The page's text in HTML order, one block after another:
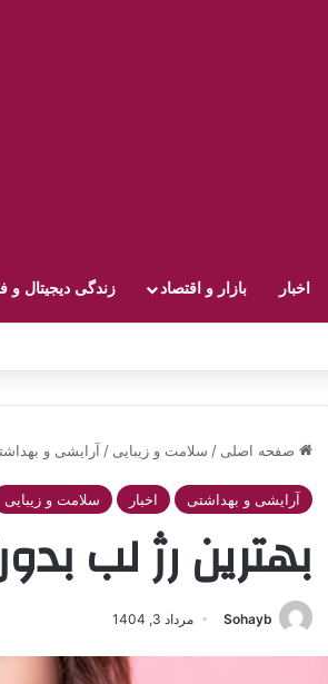
اخبار بازار و اقتصاد زندگی دیجیتال و
صفحه اصلی / سلامت و زیبایی / آرایشی و
آرایشی و بهداشتی اخبار سلامت و زیبایی
بهترین رژ لب
Sohayb مرداد 3, 1404